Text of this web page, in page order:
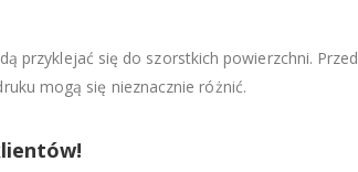
przyklejać się do szorstkich powierzchni. Przed
mogą się nieznacznie różnić.